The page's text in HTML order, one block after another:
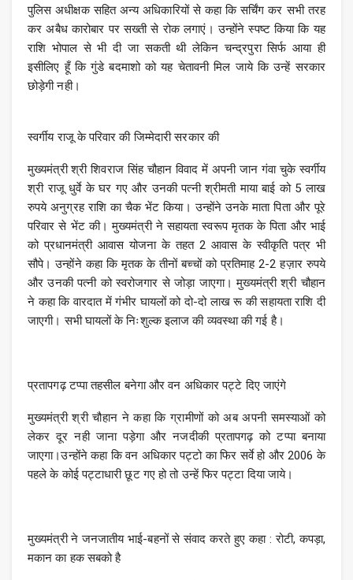
पुलिस अधीक्षक सहित अन्य अधिकारियों से कहा कि सर्चिंग कर सभी तरह
कर अबैध कारोबार पर सख्ती से रोक लगाएं। उन्होंने स्पष्ट किया कि यह
राशि भोपाल से भी दी जा सकती थी लेकिन चन्द्रपुरा सिर्फ आया ही
इसीलिए हूँ कि गुंडे बदमाशो को यह चेतावनी मिल जाये कि उन्हें सरकार
छोड़ेगी नही।
स्वर्गीय राजू के परिवार की जिम्मेदारी सरकार की
मुख्यमंत्री श्री शिवराज सिंह चौहान विवाद में अपनी जान गंवा चुके स्वर्गीय
श्री राजू धुर्वे के घर गए और उनकी पत्नी श्रीमती माया बाई को 5 लाख
रुपये अनुग्रह राशि का चैक भेंट किया। उन्होंने उनके माता पिता और पूरे
परिवार से भेंट की। मुख्यमंत्री ने सहायता स्वरूप मृतक के पिता और भाई
को प्रधानमंत्री आवास योजना के तहत 2 आवास के स्वीकृति पत्र भी
सौपे। उन्होंने कहा कि मृतक के तीनों बच्चों को प्रतिमाह 2-2 हज़ार रुपये
और उनकी पत्नी को स्वरोजगार से जोड़ा जाएगा। मुख्यमंत्री श्री चौहान
ने कहा कि वारदात में गंभीर घायलों को दो-दो लाख रू की सहायता राशि दी
जाएगी। सभी घायलों के निःशुल्क इलाज की व्यवस्था की गई है।
प्रतापगढ़ टप्पा तहसील बनेगा और वन अधिकार पट्टे दिए जाएंगे
मुख्यमंत्री श्री चौहान ने कहा कि ग्रामीणों को अब अपनी समस्याओं को
लेकर दूर नही जाना पड़ेगा और नजदीकी प्रतापगढ़ को टप्पा बनाया
जाएगा।उन्होंने कहा कि वन अधिकार पट्टो का फिर सर्वे हो और 2006 के
पहले के कोई पट्टाधारी छूट गए हो तो उन्हें फिर पट्टा दिया जाये।
मुख्यमंत्री ने जनजातीय भाई-बहनों से संवाद करते हुए कहा : रोटी, कपड़ा,
मकान का हक सबको है